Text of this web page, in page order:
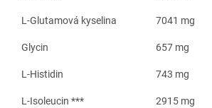
L-Glutamová kyselina 7041 mg
Glycin 657 mg
L-Histidin 743 mg
L-Isoleucin *** 2915 mg